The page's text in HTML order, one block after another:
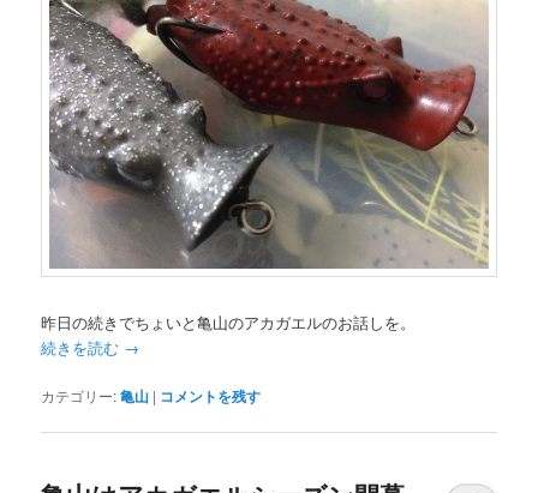
昨日の続きでちょいと亀山のアカガエルのお話しを。
続きを読む →
カテゴリー:亀山 | コメントを残す